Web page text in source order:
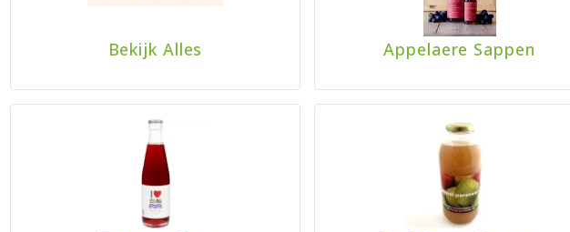
Bekijk Alles Appelaere Sappen